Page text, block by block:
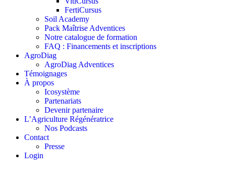
FertiCursus
Soil Academy
Pack Maîtrise Adventices
Notre catalogue de formation
FAQ : Financements et inscriptions
AgroDiag
AgroDiag Adventices
Témoignages
À propos
Icosystème
Partenariats
Devenir partenaire
L’Agriculture Régénératrice
Nos Podcasts
Contact
Presse
Login